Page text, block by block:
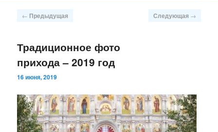
Навигация
← Предыдущая Следующая →
Традиционное фото
прихода – 2019 год
16 июня, 2019